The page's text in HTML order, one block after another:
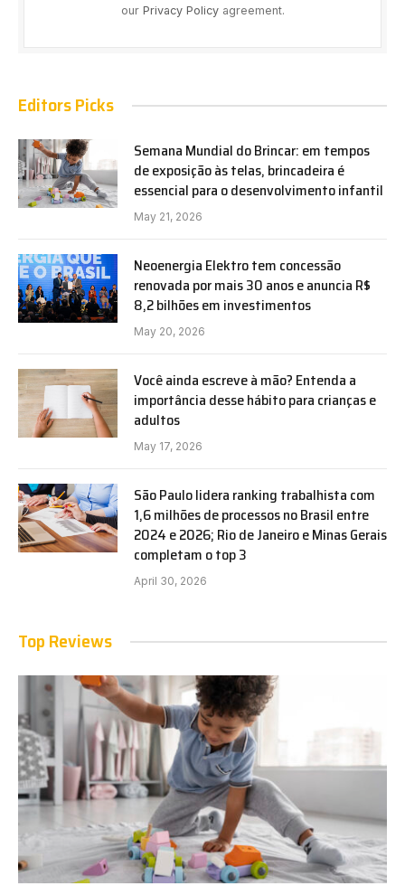
our Privacy Policyagreement.
Editors Picks
Semana Mundial do Brincar: em tempos
de exposição às telas, brincadeira é
essencial para o desenvolvimento infantil
May 21, 2026
Neoenergia Elektro tem concessão
renovada por mais 30 anos e anuncia R$
8,2 bilhões em investimentos
May 20, 2026
Você ainda escreve à mão? Entenda a
importância desse hábito para crianças e
adultos
May 17, 2026
São Paulo lidera ranking trabalhista com
1,6 milhões de processos no Brasil entre
2024 e 2026; Rio de Janeiro e Minas Gerais
completam o top 3
April 30, 2026
Top Reviews